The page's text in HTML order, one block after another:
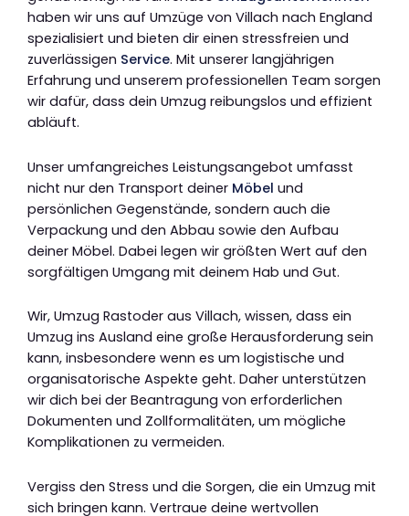
haben wir uns auf Umzüge von Villach nach England
spezialisiert und bieten dir einen stressfreien und
zuverlässigen Service. Mit unserer langjährigen
Erfahrung und unserem professionellen Team sorgen
wir dafür, dass dein Umzug reibungslos und effizient
abläuft.
Unser umfangreiches Leistungsangebot umfasst
nicht nur den Transport deiner Möbel und
persönlichen Gegenstände, sondern auch die
Verpackung und den Abbau sowie den Aufbau
deiner Möbel. Dabei legen wir größten Wert auf den
sorgfältigen Umgang mit deinem Hab und Gut.
Wir, Umzug Rastoder aus Villach, wissen, dass ein
Umzug ins Ausland eine große Herausforderung sein
kann, insbesondere wenn es um logistische und
organisatorische Aspekte geht. Daher unterstützen
wir dich bei der Beantragung von erforderlichen
Dokumenten und Zollformalitäten, um mögliche
Komplikationen zu vermeiden.
Vergiss den Stress und die Sorgen, die ein Umzug mit
sich bringen kann. Vertraue deine wertvollen